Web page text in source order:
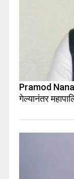
Pramod
गेल्यानंतर